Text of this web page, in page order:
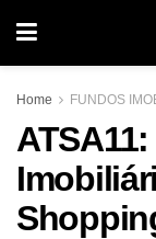
Home FUNDOS